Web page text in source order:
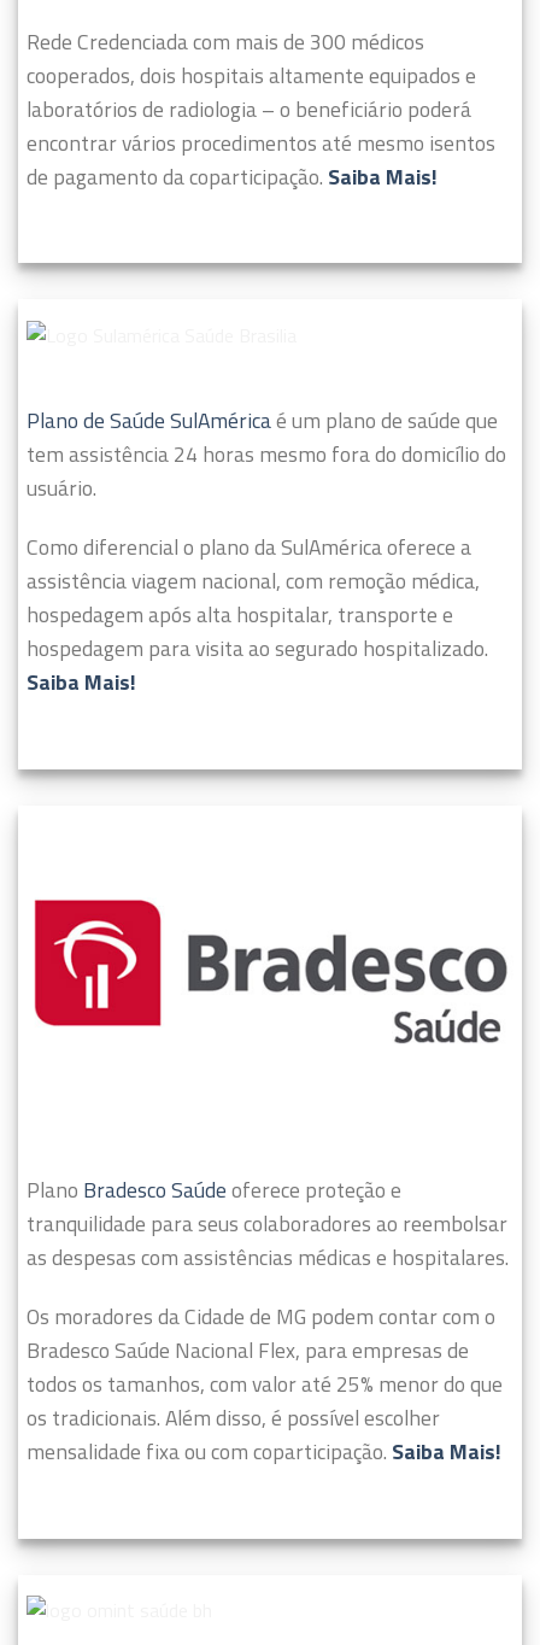
Rede Credenciada com mais de 300 médicos
cooperados, dois hospitais altamente equipados e
laboratórios de radiologia – o beneficiário poderá
encontrar vários procedimentos até mesmo isentos
de pagamento da coparticipação. Saiba Mais!
Plano de Saúde SulAméricaé um plano de saúde que
tem assistência 24 horas mesmo fora do domicílio do
usuário.
Como diferencial o plano da SulAmérica oferece a
assistência viagem nacional, com remoção médica,
hospedagem após alta hospitalar, transporte e
hospedagem para visita ao segurado hospitalizado.
Saiba Mais!
Plano Bradesco Saúdeoferece proteção e
tranquilidade para seus colaboradores ao reembolsar
as despesas com assistências médicas e hospitalares.
Os moradores da Cidade de MG podem contar com o
Bradesco Saúde Nacional Flex, para empresas de
todos os tamanhos, com valor até 25% menor do que
os tradicionais. Além disso, é possível escolher
mensalidade fixa ou com coparticipação. Saiba Mais!